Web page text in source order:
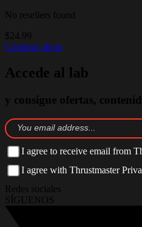
No resellers found
$24.99
Comprar ahora
Accede al lab
y consigue ofertas,
I agree to receive email from
I agree with Thrustmaster
Redes sociales
SÍGUENOS